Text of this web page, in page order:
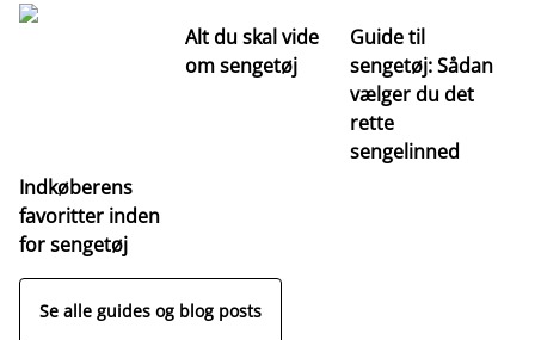
Indkøberens
favoritter inden
for sengetøj
Alt du skal vide
om sengetøj
Guide til
sengetøj: Sådan
vælger du det
rette
sengelinned
Se alle guides og blog posts